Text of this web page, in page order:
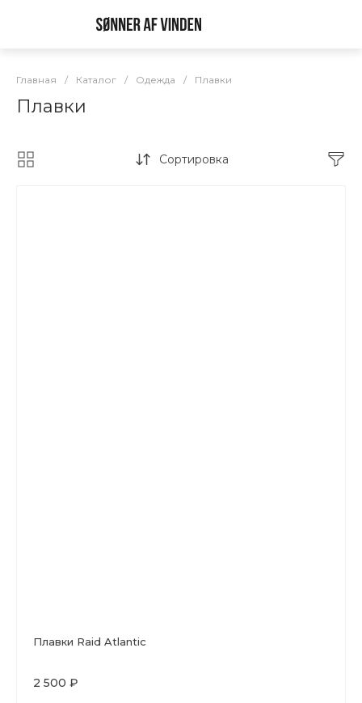
Главная / Каталог / Одежда / Плавки
Плавки
Сортировка
Плавки Raid Atlantic
2 500 ₽